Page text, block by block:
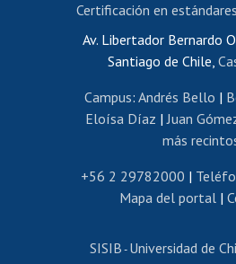
Portal de
Certificado de
Certificado de renta
Editar páginas
Extranjeras/
Revalidación y
Postulación al Programa de
Cursos de
Av. Libertador Bernardo
Santiago de Chile,
Campus: Andrés Bello |
Eloísa Díaz |Juan
más
+56 2 29782000 |
Mapa del portal|
SISIB - Universidad de
Certificación en